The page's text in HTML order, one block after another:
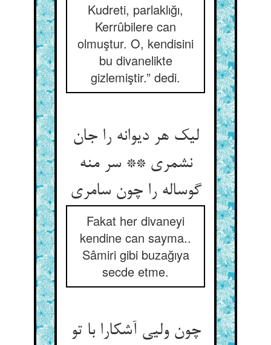
Kudreti, parlaklığı,
Kerrûbilere can
olmuştur. O, kendisini
bu divanelikte
gizlemiştir.” dedi.
لیک هر دیوانه را جان
نشمری ** سر منه
گوساله را چون سامری‏
Fakat her divaneyi
kendine can sayma..
Sâmiri gibi buzağıya
secde etme.
چون ولیی آشکارا با تو